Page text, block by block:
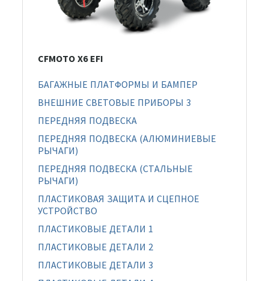
CFMOTO X6 EFI
БАГАЖНЫЕ ПЛАТФОРМЫ И БАМПЕР
ВНЕШНИЕ СВЕТОВЫЕ ПРИБОРЫ 3
ПЕРЕДНЯЯ ПОДВЕСКА
ПЕРЕДНЯЯ ПОДВЕСКА (АЛЮМИНИЕВЫЕ
РЫЧАГИ)
ПЕРЕДНЯЯ ПОДВЕСКА (СТАЛЬНЫЕ
РЫЧАГИ)
ПЛАСТИКОВАЯ ЗАЩИТА И СЦЕПНОЕ
УСТРОЙСТВО
ПЛАСТИКОВЫЕ ДЕТАЛИ 1
ПЛАСТИКОВЫЕ ДЕТАЛИ 2
ПЛАСТИКОВЫЕ ДЕТАЛИ 3